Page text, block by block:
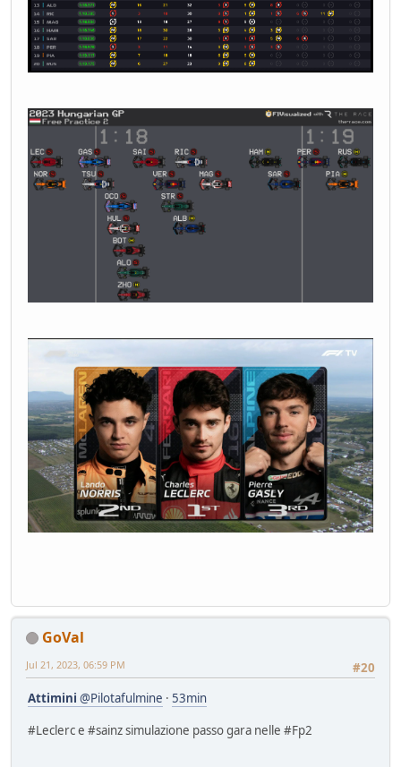
GoVal
#20
Jul 21, 2023, 06:59 PM
Attimini @Pilotafulmine · 53min
#Leclerc e #sainz simulazione passo gara nelle #Fp2